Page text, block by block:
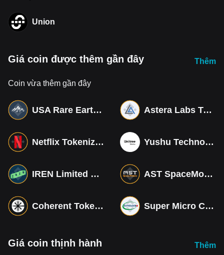
Union
Giá coin được thêm gần đây Thêm
Coin vừa thêm gần đây
USA Rare Earth Tokenized bStocks Astera Labs Tokenized bStocks
Netflix Tokenized bStocks Yushu Technology Co (Derivatives)
IREN Limited Tokenized bStocks AST SpaceMobile Tokenized bStocks
Coherent Tokenized bStocks Super Micro Computer Tokenized bStocks
Giá coin thịnh hành Thêm